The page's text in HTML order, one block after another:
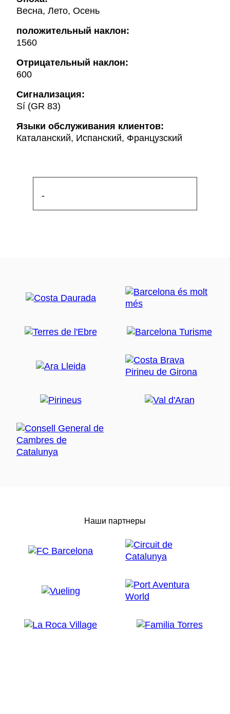
Весна, Лето, Осень
положительный наклон:
1560
Oтрицательный наклон:
600
Сигнализация:
Sí (GR 83)
Языки обслуживания клиентов:
Каталанский, Испанский, Французский
-
Наши партнеры